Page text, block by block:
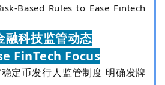
Based Rules to Ease Fintech
融科技监管动态
FinTech Focus
定币发行人监管制度 明确发牌